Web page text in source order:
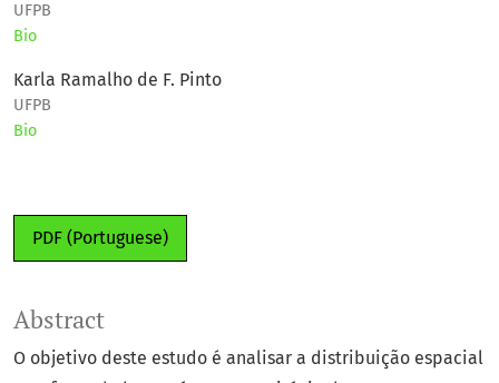
UFPB
Bio
Karla Ramalho de F. Pinto
UFPB
Bio
PDF (Portuguese)
Abstract
O objetivo deste estudo é analisar a distribuição espacial